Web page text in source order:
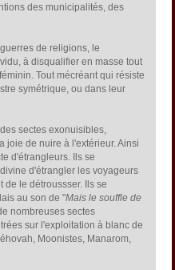
des municipalités, des
de religions, le
à disqualifier en masse tout
Tout mécréant qui résiste
symétrique, ou dans leur
sectes exonuisibles,
joie de nuire à l'extérieur. Ainsi
d'étrangleurs. Ils se
d'étrangler les voyageurs
de le détroussser. Ils se
au son de "Mais le souffle de
nombreuses sectes
sur l'exploitation à blanc de
Moonistes, Manarom,